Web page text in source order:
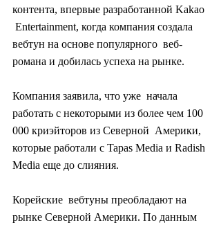
контента, впервые разработанной Kakao
Entertainment, когда компания создала
вебтун на основе популярного  веб-
романа и добилась успеха на рынке.
Компания заявила, что уже  начала
работать с некоторыми из более чем 100
000 криэйторов из Северной  Америки,
которые работали с Tapas Media и Radish
Media еще до слияния.
Корейские  вебтуны преобладают на
рынке Северной Америки. По данным